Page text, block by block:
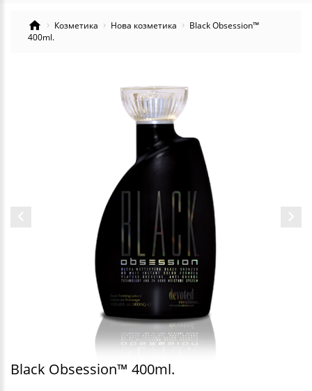
Козметика Нова козметика
Black Obsession™
400ml.
Black Obsession™ 400ml.